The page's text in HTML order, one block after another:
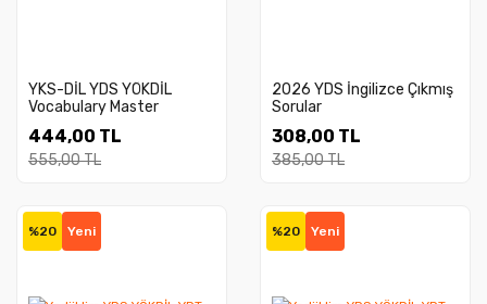
YKS-DİL YDS YÖKDİL
Vocabulary Master
444,00 TL
555,00 TL
2026 YDS İngilizce Çıkmış
Sorular
308,00 TL
385,00 TL
%20 Yeni %20 Yeni